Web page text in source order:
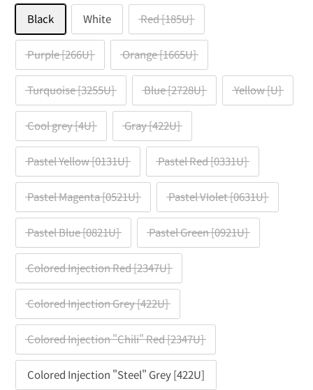
Black
White Red [185U]
Purple [266U] Orange [1665U]
Turquoise [3255U] Blue [2728U] Yellow [U]
Cool grey [4U] Gray [422U]
Pastel Yellow [0131U] Pastel Red [0331U]
Pastel Magenta [0521U] Pastel VIolet [0631U]
Pastel Blue [0821U] Pastel Green [0921U]
Colored Injection Red [2347U]
Colored Injection Grey [422U]
Colored Injection "Chili" Red [2347U]
Colored Injection "Steel" Grey [422U]